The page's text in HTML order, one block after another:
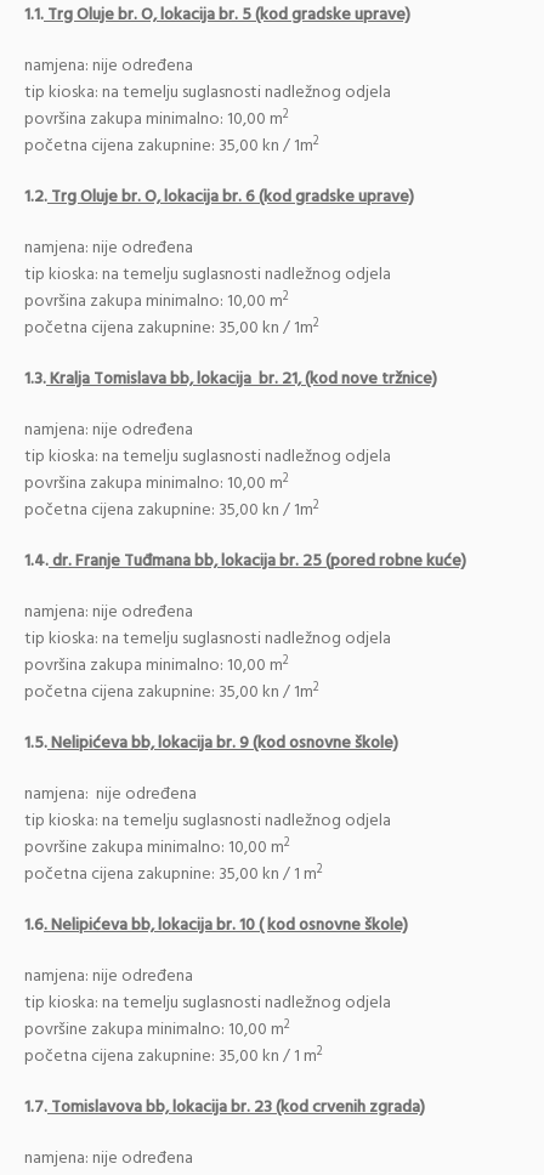
1.1.Trg Oluje br. O, lokacija br. 5 (kod gradske uprave)
namjena: nije određena
tip kioska: na temelju suglasnosti nadležnog odjela
površina zakupa minimalno: 10,00 m2
početna cijena zakupnine: 35,00 kn / 1m2
1.2.Trg Oluje br. O, lokacija br. 6 (kod gradske uprave)
namjena: nije određena
tip kioska: na temelju suglasnosti nadležnog odjela
površina zakupa minimalno: 10,00 m2
početna cijena zakupnine: 35,00 kn / 1m2
1.3.Kralja Tomislava bb, lokacija br. 21, (kod nove tržnice)
namjena: nije određena
tip kioska: na temelju suglasnosti nadležnog odjela
površina zakupa minimalno: 10,00 m2
početna cijena zakupnine: 35,00 kn / 1m2
1.4.dr. Franje Tuđmana bb, lokacija br. 25 (pored robne kuće)
namjena: nije određena
tip kioska: na temelju suglasnosti nadležnog odjela
površina zakupa minimalno: 10,00 m2
početna cijena zakupnine: 35,00 kn / 1m2
1.5.Nelipićeva bb, lokacija br. 9 (kod osnovne škole)
namjena: nije određena
tip kioska: na temelju suglasnosti nadležnog odjela
površine zakupa minimalno: 10,00 m2
početna cijena zakupnine: 35,00 kn / 1 m2
1.6. Nelipićeva bb, lokacija br. 10 ( kod osnovne škole)
namjena: nije određena
tip kioska: na temelju suglasnosti nadležnog odjela
površine zakupa minimalno: 10,00 m2
početna cijena zakupnine: 35,00 kn / 1 m2
1.7.Tomislavova bb, lokacija br. 23 (kod crvenih zgrada)
namjena: nije određena